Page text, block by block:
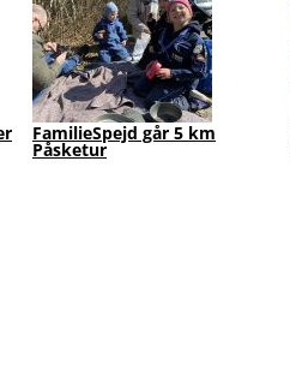
FamilieSpejd går 5 km
Påsketur